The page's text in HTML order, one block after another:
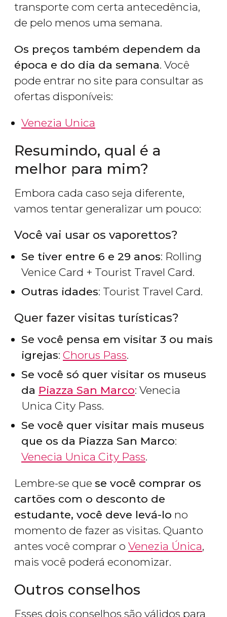
transporte com certa antecedência,
de pelo menos uma semana.
Os preços também dependem da
época e do dia da semana. Você
pode entrar no site para consultar as
ofertas disponíveis:
Venezia Unica
Resumindo, qual é a
melhor para mim?
Embora cada caso seja diferente,
vamos tentar generalizar um pouco:
Você vai usar os vaporettos?
Se tiver entre 6 e 29 anos: Rolling
Venice Card + Tourist Travel Card.
Outras idades: Tourist Travel Card.
Quer fazer visitas turísticas?
Se você pensa em visitar 3 ou mais
igrejas: Chorus Pass.
Se você só quer visitar os museus
da Piazza San Marco: Venecia
Unica City Pass.
Se você quer visitar mais museus
que os da Piazza San Marco:
Venecia Unica City Pass.
Lembre-se que se você comprar os
cartões com o desconto de
estudante, você deve levá-lo no
momento de fazer as visitas. Quanto
antes você comprar o Venezia Única,
mais você poderá economizar.
Outros conselhos
Esses dois conselhos são válidos para